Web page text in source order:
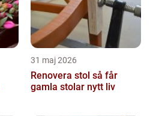
31 maj 2026
Renovera stol så får
gamla stolar nytt liv